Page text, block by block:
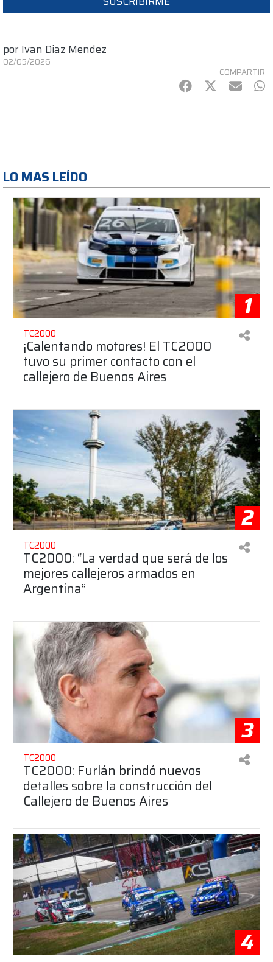
por Ivan Diaz Mendez
02/05/2026
COMPARTIR
Facebook
Twitter
mail
LO MAS LEÍDO
1
TC2000
¡Calentando motores! El TC2000
tuvo su primer contacto con el
callejero de Buenos Aires
2
TC2000
TC2000: “La verdad que será de los
mejores callejeros armados en
Argentina”
3
TC2000
TC2000: Furlán brindó nuevos
detalles sobre la construcción del
Callejero de Buenos Aires
4